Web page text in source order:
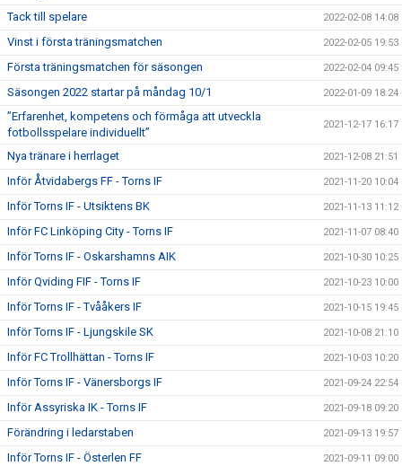
Tack till spelare 2022-02-08 14:08
Vinst i första träningsmatchen 2022-02-05 19:53
Första träningsmatchen för säsongen 2022-02-04 09:45
Säsongen 2022 startar på måndag 10/1 2022-01-09 18:24
”Erfarenhet, kompetens och förmåga att utveckla
fotbollsspelare individuellt”
2021-12-17 16:17
Nya tränare i herrlaget 2021-12-08 21:51
Inför Åtvidabergs FF - Torns IF 2021-11-20 10:04
Inför Torns IF - Utsiktens BK 2021-11-13 11:12
Inför FC Linköping City - Torns IF 2021-11-07 08:40
Inför Torns IF - Oskarshamns AIK 2021-10-30 10:25
Inför Qviding FIF - Torns IF 2021-10-23 10:00
Inför Torns IF - Tvååkers IF 2021-10-15 19:45
Inför Torns IF - Ljungskile SK 2021-10-08 21:10
Inför FC Trollhättan - Torns IF 2021-10-03 10:20
Inför Torns IF - Vänersborgs IF 2021-09-24 22:54
Inför Assyriska IK - Torns IF 2021-09-18 09:20
Förändring i ledarstaben 2021-09-13 19:57
Inför Torns IF - Österlen FF 2021-09-11 09:00